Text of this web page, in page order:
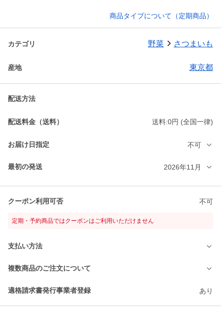
商品タイプについて（定期商品）
カテゴリ 野菜 さつまいも
産地 東京都
配送方法
配送料金（送料） 送料:0円 (全国一律)
お届け日指定 不可
最初の発送 2026年11月
クーポン利用可否 不可
定期・予約商品ではクーポンはご利用いただけません
支払い方法
複数商品のご注文について
適格請求書発行事業者登録 あり